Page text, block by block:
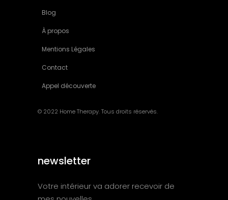
Blog
À propos
Mentions Légales
Contact
Appel découverte
© 2022 Home Therapy. Tous droits réservés.
newsletter
Votre intérieur va adorer recevoir de